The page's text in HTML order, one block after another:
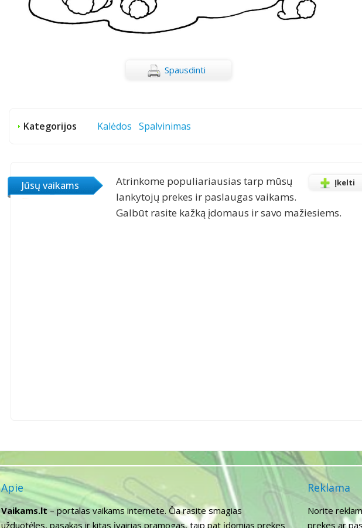
Spausdinti
Kategorijos Kalėdos Spalvinimas
Jūsų vaikams Įkelti
Atrinkome populiariausias tarp mūsų
lankytojų prekes ir paslaugas vaikams.
Galbūt rasite kažką įdomaus ir savo mažiesiems.
Apie
Vaikams.lt– portalas vaikams internete. Čia rasite smagias
užduotėles, pasakas ir kitas įvairias pramogas, taip pat įdomias prekes
Reklama
Norite
prekes ar